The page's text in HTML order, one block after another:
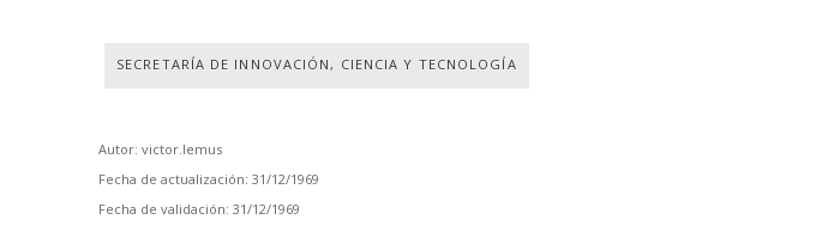
SECRETARÍA DE INNOVACIÓN, CIENCIA Y TECNOLOGÍA
Autor: victor.lemus
Fecha de actualización: 31/12/1969
Fecha de validación: 31/12/1969